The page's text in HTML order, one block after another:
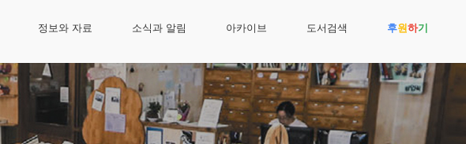
정보와 자료 소식과 알림 아카이브 도서검색 후 원하 기